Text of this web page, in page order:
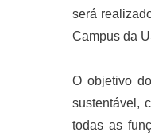
será
Campus da
O objetivo
sustentável,
todas as